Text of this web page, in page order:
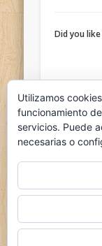
Did you
© 2026 el
Utilizamos
funcionamiento
servicios. Puede
necesarias o